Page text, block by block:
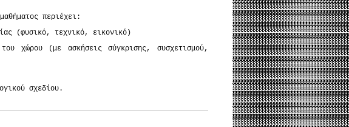
περιέχει:
(φυσικό, τεχνικό, εικονικό)
χώρου (με ασκήσεις σύγκρισης, συσχετισμού,
σχεδίου.